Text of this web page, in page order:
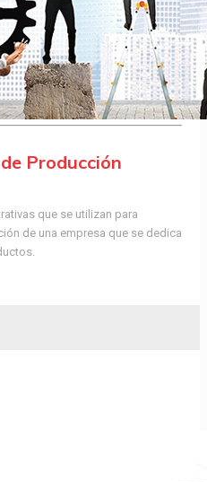
Producción
que se utilizan para
de una empresa que se dedica